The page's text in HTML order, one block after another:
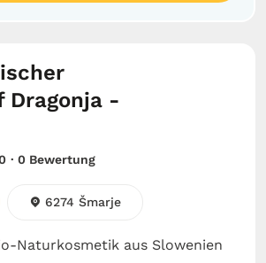
Dragonja -
· 0 Bewertung
Naturkosmetik aus Slowenien
6274 Šmarje